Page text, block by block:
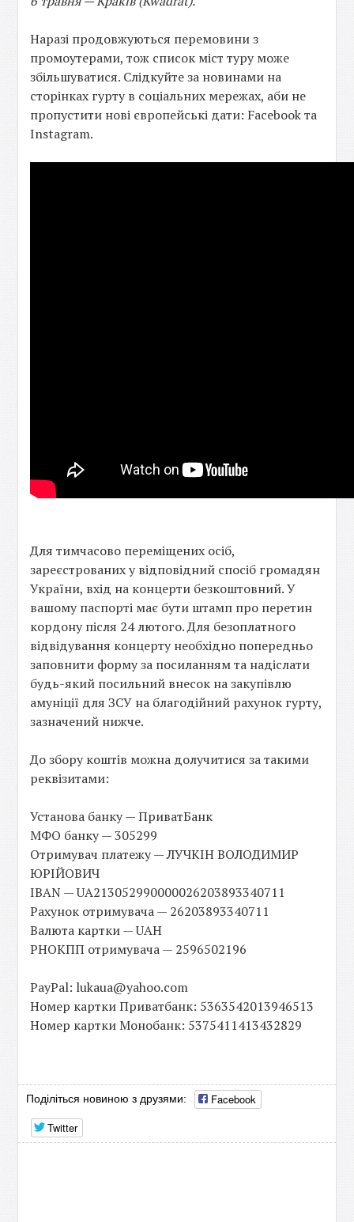
Наразі продовжуються перемовини з
промоутерами, тож список міст туру може
збільшуватися. Слідкуйте за новинами на
сторінках гурту в соціальних мережах, аби не
пропустити нові європейські дати: Facebook та
Іnstagram.
Для тимчасово переміщених осіб,
зареєстрованих у відповідний спосіб громадян
України, вхід на концерти безкоштовний. У
вашому паспорті має бути штамп про перетин
кордону після 24 лютого. Для безоплатного
відвідування концерту необхідно попередньо
заповнити форму за посиланням та надіслати
будь-який посильний внесок на закупівлю
амуніції для ЗСУ на благодійний рахунок гурту,
зазначений нижче.
До збору коштів можна долучитися за такими
реквізитами:
Установа банку — ПриватБанк
МФО банку — 305299
Отримувач платежу — ЛУЧКІН ВОЛОДИМИР
ЮРІЙОВИЧ
IBAN — UA213052990000026203893340711
Рахунок отримувача — 26203893340711
Валюта картки — UAH
РНОКПП отримувача — 2596502196
PayPal: lukaua@yahoo.com
Номер картки Приватбанк: 5363542013946513
Номер картки Монобанк: 5375411413432829
Поділіться новиною з друзями:
Facebook
Twitter